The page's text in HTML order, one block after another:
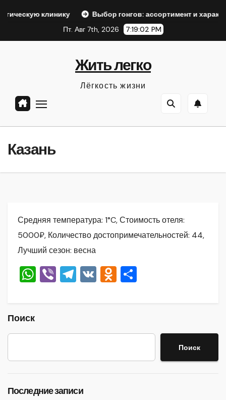
Выбор гонгов: ассортимент и характеристики
Пт. Авг 7th, 2026
7:19:03 PM
Жить легко
Лёгкость жизни
Казань
Средняя температура: 1°C, Стоимость отеля:
5000₽, Количество достопримечательностей: 44,
Лучший сезон: весна
W
A
p
Vi T
a
m
V O
kl
a
в
и
Поиск
Поиск
Последние записи